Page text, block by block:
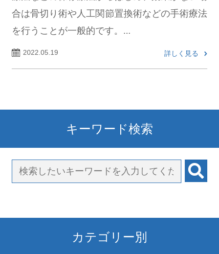
合は骨切り術や人工関節置換術などの手術療法
を行うことが一般的です。...
2022.05.19 詳しく見る
キーワード検索
カテゴリー別